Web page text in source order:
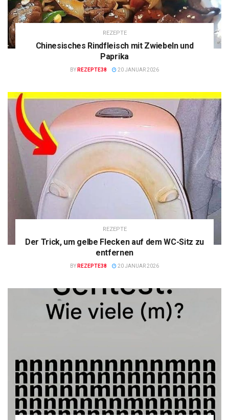
REZEPTE
Chinesisches Rindfleisch mit Zwiebeln und
Paprika
BY REZEPTE38 20 JANUAR 2026
REZEPTE
Der Trick, um gelbe Flecken auf dem WC-Sitz zu
entfernen
BY REZEPTE38 20 JANUAR 2026